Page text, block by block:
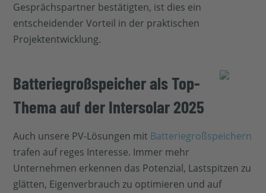
Gesprächspartner bestätigten, ist dies ein
entscheidender Vorteil in der praktischen
Projektentwicklung.
Batteriegroßspeicher als Top-
Thema auf der Intersolar 2025
Auch unsere PV-Lösungen mit Batteriegroßspeichern
trafen auf reges Interesse. Immer mehr
Unternehmen erkennen das Potenzial, Lastspitzen zu
glätten, Eigenverbrauch zu optimieren und auf